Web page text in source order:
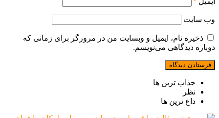
وب‌ سایت
ذخیره نام، ایمیل و وبسایت من در مرورگر برای زمانی که
دوباره دیدگاهی می‌نویسم.
جذاب ترین ها
نظر
داغ ترین ها